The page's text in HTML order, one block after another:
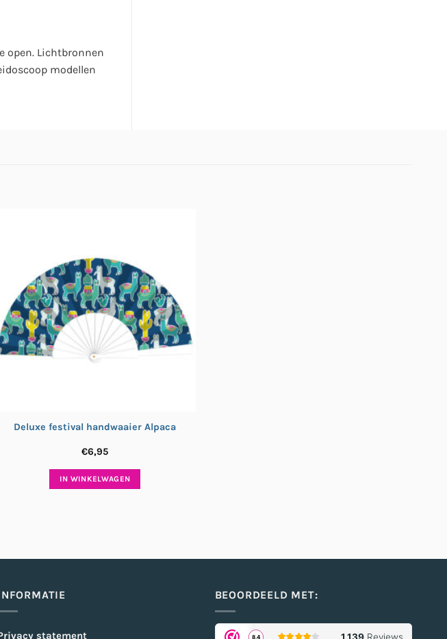
open. Lichtbronnen
modellen
Deluxe festival handwaaier Alpaca
€6,95
IN WINKELWAGEN
statement
BEOORDEELD MET: